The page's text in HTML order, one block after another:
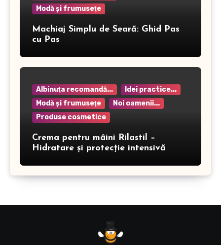
Modă şi frumuseţe
Machiaj Simplu de Seară: Ghid Pas
cu Pas
Albinuţa recomandă...
Idei practice...
Modă şi frumuseţe
Noi oamenii...
Produse cosmetice
Crema pentru mâini Rilastil –
Hidratare și protecție intensivă